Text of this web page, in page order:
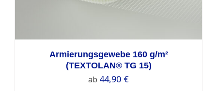
Armierungsgewebe 160 g/m²
(TEXTOLAN® TG 15)
ab 44,90 €